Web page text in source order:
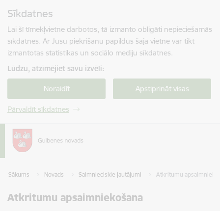
Sīkdatnes
Lai šī tīmekļvietne darbotos, tā izmanto obligāti nepieciešamās
sīkdatnes. Ar Jūsu piekrišanu papildus šajā vietnē var tikt
izmantotas statistikas un sociālo mediju sīkdatnes.
Lūdzu, atzīmējiet savu izvēli:
Noraidīt Apstiprināt visas
Pārvaldīt sīkdatnes
Sākums Novads Saimnieciskie jautājumi Atkritumu
Atkritumu apsaimniekošana